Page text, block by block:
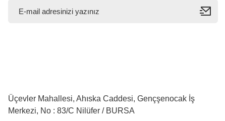
Üçevler Mahallesi, Ahıska Caddesi, Gençşenocak İş
Merkezi, No : 83/C Nilüfer / BURSA